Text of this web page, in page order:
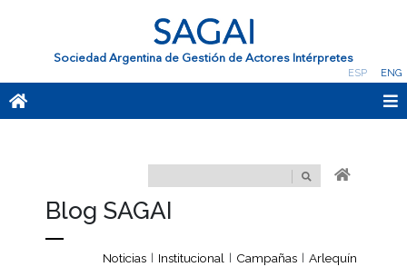
Sociedad Argentina de Gestión de Actores Intérpretes
ESP
ENG
Blog SAGAI
Noticias Institucional Campañas Arlequín